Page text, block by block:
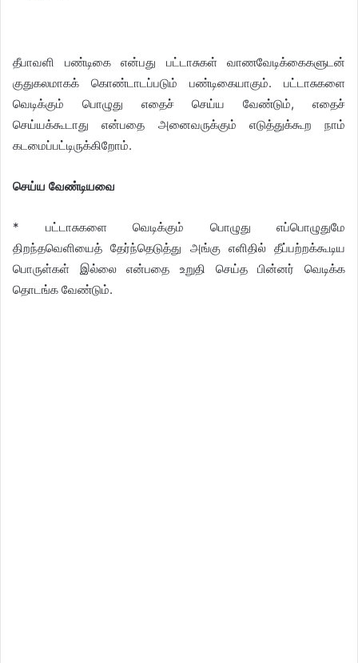
தீபாவளி பண்டிகை என்பது பட்டாசுகள் வாணவேடிக்கைகளுடன்
குதுகலமாகக் கொண்டாடப்படும் பண்டிகையாகும். பட்டாசுகளை
வெடிக்கும் பொழுது எதைச் செய்ய வேண்டும், எதைச்
செய்யக்கூடாது என்பதை அனைவருக்கும் எடுத்துக்கூற நாம்
கடமைப்பட்டிருக்கிறோம்.
செய்ய வேண்டியவை
* பட்டாசுகளை வெடிக்கும் பொழுது எப்பொழுதுமே
திறந்தவெளியைத் தேர்ந்தெடுத்து அங்கு எளிதில் தீப்பற்றக்கூடிய
பொருள்கள் இல்லை என்பதை உறுதி செய்த பின்னர் வெடிக்க
தொடங்க வேண்டும்.